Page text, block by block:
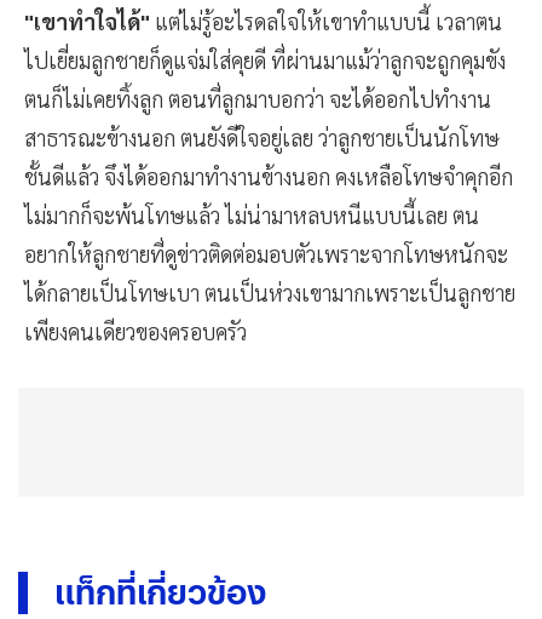
"เขาทำใจได้" แต่ไม่รู้อะไรดลใจให้เขาทำแบบนี้ เวลาตน
ไปเยี่ยมลูกชายก็ดูแจ่มใส่คุยดี ที่ผ่านมาแม้ว่าลูกจะถูกคุมขัง
ตนก็ไม่เคยทิ้งลูก ตอนที่ลูกมาบอกว่า จะได้ออกไปทำงาน
สาธารณะข้างนอก ตนยังดีใจอยู่เลย ว่าลูกชายเป็นนักโทษ
ชั้นดีแล้ว จึงได้ออกมาทำงานข้างนอก คงเหลือโทษจำคุกอีก
ไม่มากก็จะพ้นโทษแล้ว ไม่น่ามาหลบหนีแบบนี้เลย ตน
อยากให้ลูกชายที่ดูข่าวติดต่อมอบตัวเพราะจากโทษหนักจะ
ได้กลายเป็นโทษเบา ตนเป็นห่วงเขามากเพราะเป็นลูกชาย
เพียงคนเดียวของครอบครัว
แท็กที่เกี่ยวข้อง